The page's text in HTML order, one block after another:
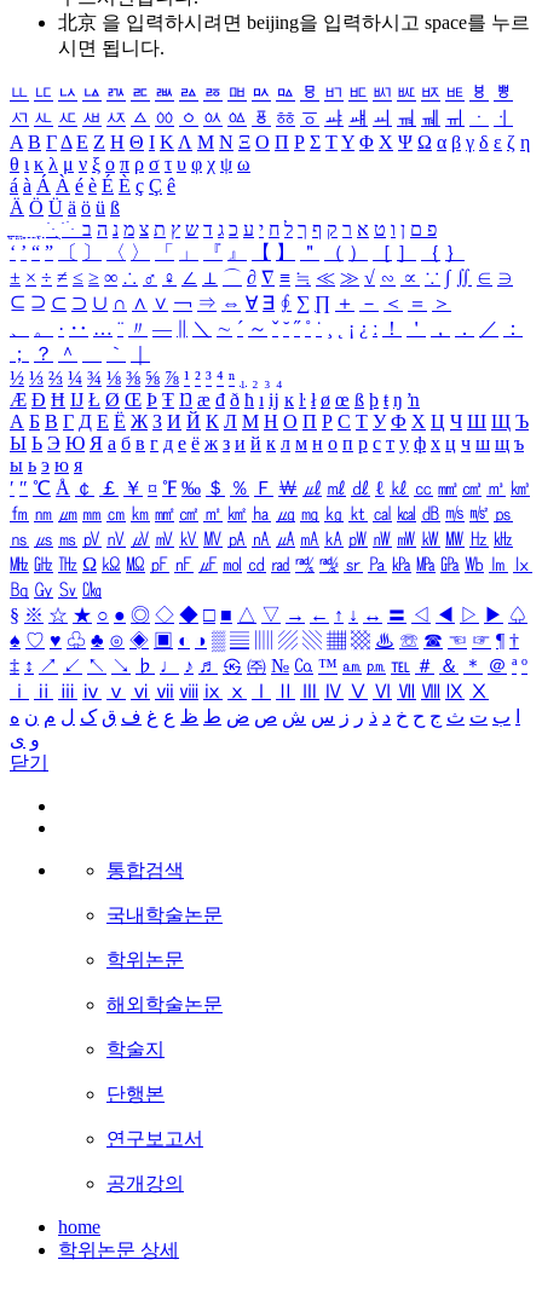
北京 을 입력하시려면 beijing을 입력하시고 space를 누르
시면 됩니다.
ㅥ ㅦ ㅧ ㅨ ㅩ ㅪ ㅫ ㅬ ㅭ ㅮ ㅯ ㅰ ㅱ ㅲ ㅳ ㅴ ㅵ ㅶ ㅷ ㅸ
ㅹ
ㅺ ㅻ ㅼ ㅽ ㅾ ㅿ ㆀ ㆁ ㆂ ㆃ ㆄ ㆅ ㆆ ㆇ ㆈ ㆉ ㆊ ㆋ ㆌ ㆍ
ㆎ
Α Β ΓΔ Ε Ζ Η Θ Ι ΚΛ Μ Ν Ξ Ο Π Ρ Σ ΤΥ Φ Χ Ψ Ω α β γ δ ε ζ η
θ ι κ λ μ ν ξ ο π ρ σ τ υ φ χ ψ ω
á à Á À é è É È ç Ç ê
Ä Ö Ü ä ö ü ß
ִֶֹ ֻּ ׁׂ פ ם ן ו ט א ר ק ף ך ל ח י ע כ ג ד ש ץ ת צ מ נ ה ב
‘ ’ “ ” 〔 〕 〈 〉 「 」 『 』 【 】 ＂ （ ） ［ ］ ｛ ｝
± × ÷ ≠ ≤ ≥ ∞ ∴ ♂ ♀ ∠ ⊥ ⌒ ∂ ∇ ≡ ≒ ≪ ≫ √ ∽ ∝ ∵ ∫ ∬ ∈ ∋
⊆ ⊇ ⊂ ⊃ ∪ ∩ ∧ ∨ ￢ ⇒ ⇔ ∀ ∃ ∮ ∑ ∏ ＋ － ＜ ＝
＞
、
。 · ‥ … ¨ 〃 ― ＼ ∼ ´ ～ ˇ ˘ ˝ ˚ ˙ ¸ ¡ ¿ ː ！ ＇ ， ． ／
：
；
？ ＾ ｀
½ ⅓ ⅔ ¼ ¾ ⅛ ⅜ ⅝ ⅞ ¹ ² ³ ⁴ ⁿ ₁ ₂ ₃ ₄
Æ Ð Ħ Ĳ Ł Ø Œ Þ Ŧ Ŋ æ đ ð ħ ı ĳ ĸ ŀ ł ø œ ß þ ŧ ŋ ŉ
А Б В Г Д Е Ё Ж З И Й К Л М Н О П Р С Т У Ф Х Ц Ч Ш Щ Ъ
Ы Ь Э Ю Я а б в г д е ё ж з и й к л м н о п р с т у ф х ц ч ш щ ъ
ы ь э ю я
′ ″ ℃ Å ￠ ￡ ￥ ¤ ℉ ‰ ＄ ％ Ｆ ￦ ㎕ ㎖ ㎗ ℓ ㎘ ㏄ ㎣ ㎤ ㎥ ㎦
㎙ ㎚ ㎛ ㎜ ㎝ ㎞ ㎟ ㎠ ㎡ ㎢ ㏊ ㎍ ㎎ ㎏ ㏏ ㎈ ㎉ ㏈ ㎧ ㎨ ㎰
㎱ ㎲ ㎳ ㎴ ㎵ ㎶ ㎷ ㎸ ㎹ ㎀ ㎁ ㎂ ㎃ ㎄ ㎺ ㎻ ㎽ ㎾ ㎿ ㎐ ㎑
㎒ ㎓ ㎔ Ω ㏀ ㏁ ㎊ ㎋ ㎌ ㏖ ㏅ ㎭ ㎮ ㎯ ㏛ ㎩ ㎪ ㎫ ㎬ ㏝ ㏐
㏓
㏃ ㏉ ㏜ ㏆
§ ※ ☆ ★ ○ ● ◎ ◇ ◆ □ ■ △ ▽ → ← ↑ ↓ ↔ 〓 ◁ ◀ ▷ ▶ ♤
♠ ♡ ♥ ♧ ♣ ⊙ ◈ ▣ ◐ ◑ ▒ ▤ ▨ ▧ ▦ ▩ ♨ ☏ ☎ ☜ ☞ ¶ †
‡ ↕ ↗ ↙ ↖ ↘ ♭ ♩ ♪ ♬ ㉿ ㈜ № ㏇ ™ ㏂ ㏘ ℡ ＃ ＆ ＊ ＠ ª º
ⅰ
ⅱ ⅲ ⅳ ⅴ ⅵ ⅶ ⅷ ⅸ ⅹ Ⅳ Ⅴ Ⅵ Ⅶ Ⅷ Ⅸ Ⅹ
ب ت ث ج ح خ د ذ ر ز س ش ص ض ط ظ ع غ ف ق ک ل م ن ه
و ی
닫기
통합검색
국내학술논문
학위논문
해외학술논문
학술지
단행본
연구보고서
공개강의
home
학위논문 상세